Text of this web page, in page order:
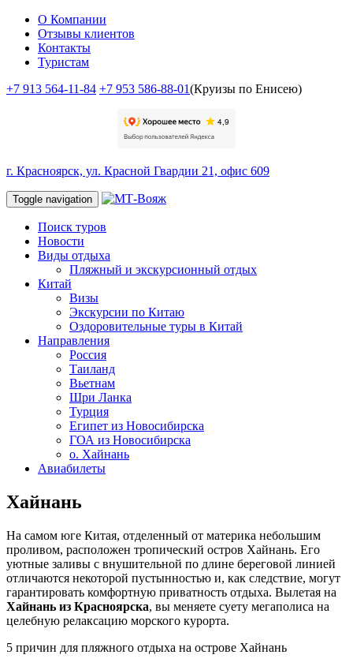
О Компании
Отзывы клиентов
Контакты
Туристам
+7 913 564-11-84 +7 953 586-88-01(Круизы по Енисею)
г. Красноярск, ул. Красной Гвардии 21, офис 609
Toggle navigation
Поиск туров
Новости
Виды отдыха
Пляжный и экскурсионный отдых
Китай
Визы
Экскурсии по Китаю
Оздоровительные туры в Китай
Направления
Россия
Таиланд
Вьетнам
Шри Ланка
Турция
Египет из Новосибирска
ГОА из Новосибирска
о. Хайнань
Авиабилеты
Хайнань
На самом юге Китая, отделенный от материка небольшим
проливом, расположен тропический остров Хайнань. Его
уютные заливы с внушительной по длине береговой линией
отличаются некоторой пустынностью и, как следствие, могут
гарантировать комфортную приватность отдыха. Вылетая на
Хайнань из Красноярска, вы меняете суету мегаполиса на
целебную релаксацию морского курорта.
5 причин для пляжного отдыха на острове Хайнань